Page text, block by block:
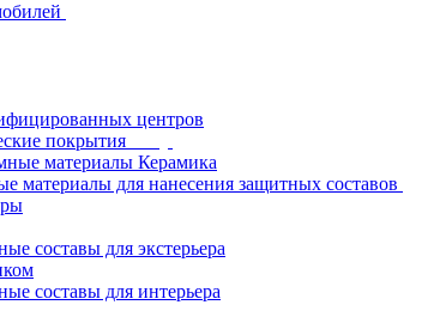
центров
покрытия
материалы Керамика
материалы для нанесения защитных составов
составы для экстерьера
составы для интерьера